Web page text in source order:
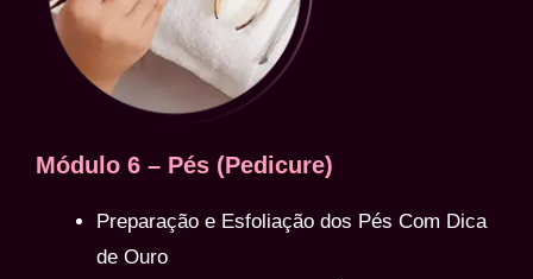
Módulo 6 – Pés (Pedicure)
Preparação e Esfoliação dos Pés Com Dica
de Ouro